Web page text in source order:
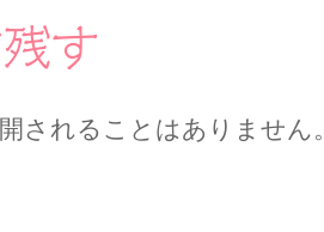
す
されることはありません。